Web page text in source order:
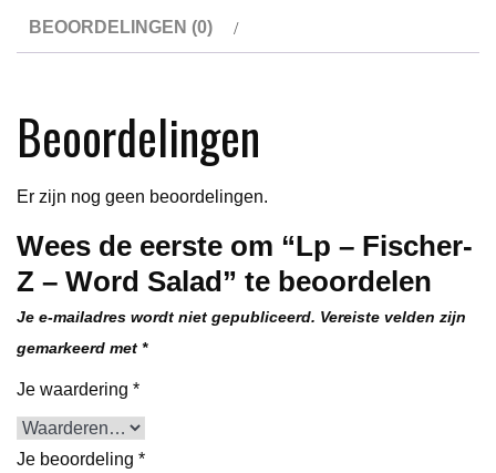
BEOORDELINGEN (0)
Beoordelingen
Er zijn nog geen beoordelingen.
Wees de eerste om “Lp – Fischer-
Z – Word Salad” te beoordelen
Je e-mailadres wordt niet gepubliceerd. Vereiste velden zijn
gemarkeerd met *
Je waardering *
Je beoordeling *